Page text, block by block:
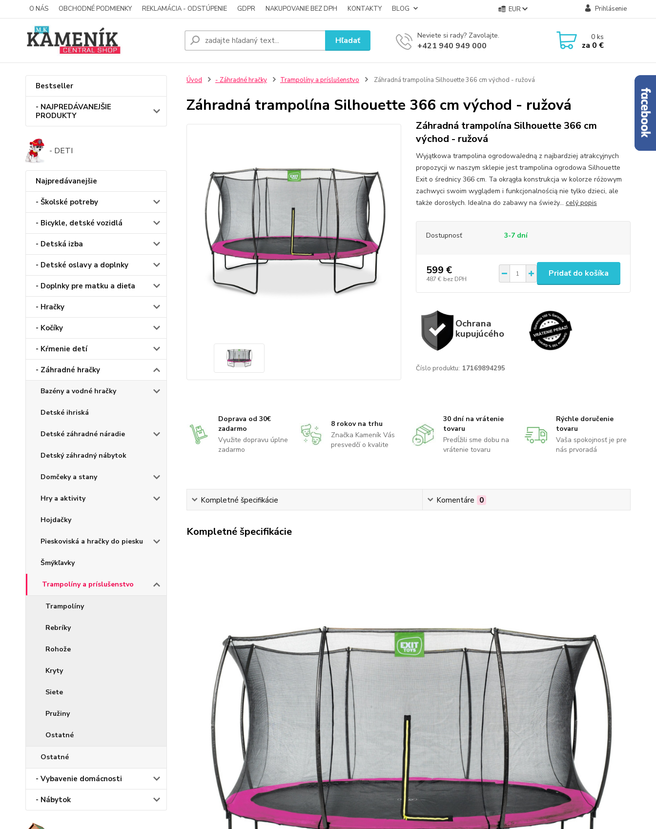
O NÁS OBCHODNÉ PODMIENKY REKLAMÁCIA - ODSTÚPENIE GDPR NAKUPOVANIE BEZ DPH KONTAKTY BLOG EUR Prihlásenie
Hľadať Neviete si rady? Zavolajte.
+421 940 949 000
0ks
za 0 €
Bestseller
- NAJPREDÁVANEJŠIE
PRODUKTY
- DETI
Najpredávanejšie
- Školské potreby
- Bicykle, detské vozidlá
- Detská izba
- Detské oslavy a doplnky
- Doplnky pre matku a dieťa
- Hračky
- Kočíky
- Kŕmenie detí
- Záhradné hračky
Bazény a vodné hračky
Detské ihriská
Detské záhradné náradie
Detský záhradný nábytok
Domčeky a stany
Hry a aktivity
Hojdačky
Pieskoviská a hračky do piesku
Šmýkľavky
Trampolíny a príslušenstvo
Trampolíny
Rebríky
Rohože
Kryty
Siete
Pružiny
Ostatné
Ostatné
- Vybavenie domácnosti
- Nábytok
Úvod - Záhradné hračky Trampolíny a príslušenstvo Záhradná trampolína Silhouette 366 cm východ - ružová
Záhradná trampolína Silhouette 366 cm východ - ružová
Záhradná trampolína Silhouette 366 cm
východ - ružová
Wyjątkowa trampolina ogrodowaJedną z najbardziej atrakcyjnych
propozycji w naszym sklepie jest trampolina ogrodowa Silhouette
Exit o średnicy 366 cm. Ta okrągła konstrukcja w kolorze różowym
zachwyci swoim wyglądem i funkcjonalnością nie tylko dzieci, ale
także dorosłych. Idealna do zabawy na świeży... celý popis
Dostupnosť 3-7 dní
599 €
487 € bez DPH
Pridať do košíka
Ochrana
kupujúcého
Číslo produktu: 17169894295
Doprava od 30€
zadarmo
Využite dopravu úplne
zadarmo
8 rokov na trhu
Značka Kameník Vás
presvedčí o kvalite
30 dní na vrátenie
tovaru
Predĺžili sme dobu na
vrátenie tovaru
Rýchle doručenie
tovaru
Vaša spokojnosť je pre
nás prvoradá
Kompletné špecifikácie Komentáre 0
Kompletné špecifikácie